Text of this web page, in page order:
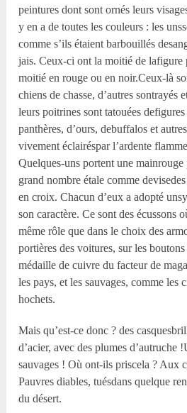
peintures dont sont ornés leurs
y en a de toutes les couleurs : les
comme s’ils étaient barbouillés
jais. Ceux-ci ont la moitié de lafigure
moitié en rouge ou en noir.Ceux-là
chiens de chasse, d’autres sontrayés
leurs poitrines sont tatouées
panthères, d’ours, debuffalos et
vivement éclairéspar l’ardente
Quelques-uns portent une
grand nombre étale comme
en croix. Chacun d’eux a adopté
son caractère. Ce sont des écussons
même rôle que dans le choix des
portières des voitures, sur les
médaille de cuivre du facteur de
les pays, et les sauvages, comme les
hochets.
Mais qu’est-ce donc ? des
d’acier, avec des plumes d’autruche
sauvages ! Où ont-ils priscela ? Aux
Pauvres diables, tuésdans quelque
du désert.